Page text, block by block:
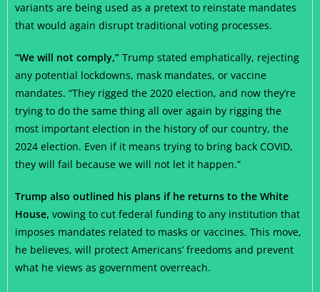
variants are being used as a pretext to reinstate mandates
that would again disrupt traditional voting processes.
“We will not comply,” Trump stated emphatically, rejecting
any potential lockdowns, mask mandates, or vaccine
mandates. “They rigged the 2020 election, and now they’re
trying to do the same thing all over again by rigging the
most important election in the history of our country, the
2024 election. Even if it means trying to bring back COVID,
they will fail because we will not let it happen.”
Trump also outlined his plans if he returns to the White
House, vowing to cut federal funding to any institution that
imposes mandates related to masks or vaccines. This move,
he believes, will protect Americans’ freedoms and prevent
what he views as government overreach.